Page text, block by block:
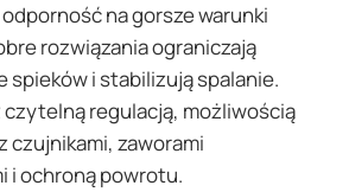
na gorsze warunki
rozwiązania ograniczają
spieków i stabilizują spalanie.
regulacją, możliwością
czujnikami, zaworami
i ochroną powrotu.